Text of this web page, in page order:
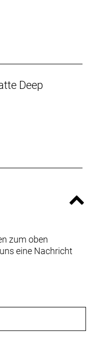
bis 38-
Asphalt bis
Räder nehmen.
hast du auf deinen
zur
x12 mm
Deep
zum oben
eine Nachricht